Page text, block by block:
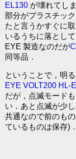
EL130 が壊れてし
部分がプラスチッ
たと言うかすぐに
いるうちに落とし
EYE 製造なのだが
同等品．
ということで，明
EYE VOLT200 HL-
だが，点滅モード
い．あと点滅が少
共通なので前のも
ているものは保存)．